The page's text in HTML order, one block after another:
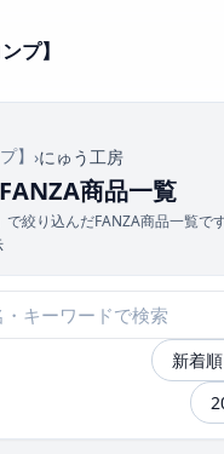
プ】
】 ›にゅう工房
商品一覧
絞り込んだFANZA商品一覧です